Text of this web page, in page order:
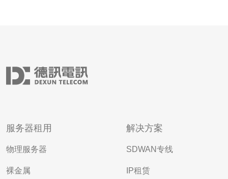
服务器租用
物理服务器
裸金属
解决方案
SDWAN专线
IP租赁